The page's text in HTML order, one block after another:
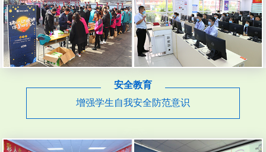
安全教育
增强学生自我安全防范意识